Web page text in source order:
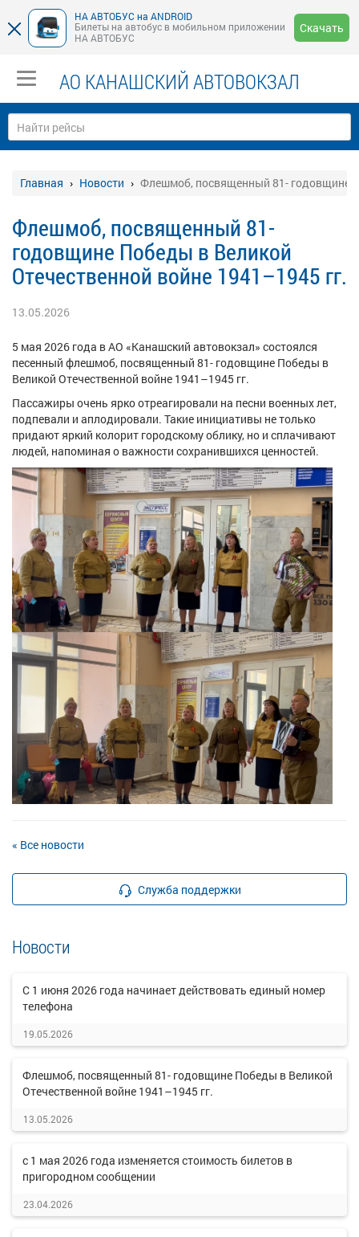
НА АВТОБУС на ANDROID
Билеты на автобус в мобильном приложении
НА АВТОБУС
Скачать
АО КАНАШСКИЙ АВТОВОКЗАЛ
Главная Новости Флешмоб, посвященный 81- годовщине
Флешмоб, посвященный 81-
годовщине Победы в Великой
Отечественной войне 1941–1945 гг.
13.05.2026
5 мая 2026 года в АО «Канашский автовокзал» состоялся
песенный флешмоб, посвященный 81- годовщине Победы в
Великой Отечественной войне 1941–1945 гг.
Пассажиры очень ярко отреагировали на песни военных лет,
подпевали и аплодировали. Такие инициативы не только
придают яркий колорит городскому облику, но и сплачивают
людей, напоминая о важности сохранившихся ценностей.
« Все новости
Служба поддержки
Новости
C 1 июня 2026 года начинает действовать единый номер
телефона
19.05.2026
Флешмоб, посвященный 81- годовщине Победы в Великой
Отечественной войне 1941–1945 гг.
13.05.2026
с 1 мая 2026 года изменяется стоимость билетов в
пригородном сообщении
23.04.2026